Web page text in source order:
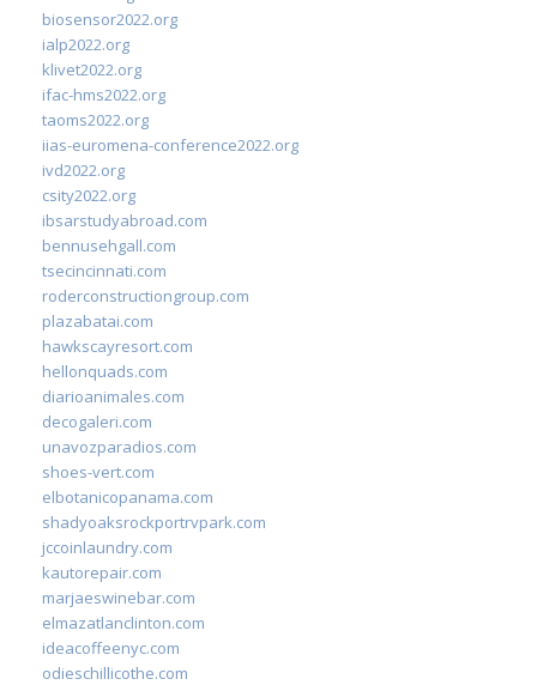
biosensor2022.org
ialp2022.org
klivet2022.org
ifac-hms2022.org
taoms2022.org
iias-euromena-conference2022.org
ivd2022.org
csity2022.org
ibsarstudyabroad.com
bennusehgall.com
tsecincinnati.com
roderconstructiongroup.com
plazabatai.com
hawkscayresort.com
hellonquads.com
diarioanimales.com
decogaleri.com
unavozparadios.com
shoes-vert.com
elbotanicopanama.com
shadyoaksrockportrvpark.com
jccoinlaundry.com
kautorepair.com
marjaeswinebar.com
elmazatlanclinton.com
ideacoffeenyc.com
odieschillicothe.com